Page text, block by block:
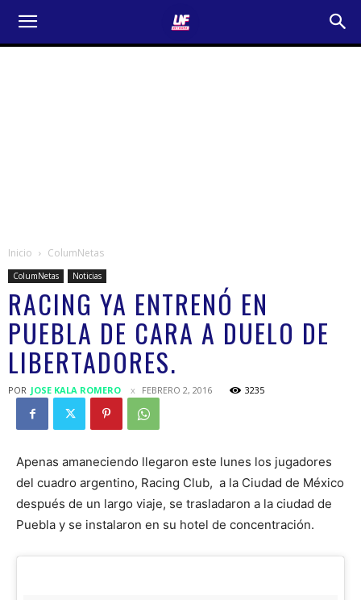
Inicio ColumNetas
ColumNetas Noticias
RACING YA ENTRENÓ EN
PUEBLA DE CARA A DUELO DE
LIBERTADORES.
POR JOSE KALA ROMERO FEBRERO 2, 2016 3235
Apenas amaneciendo llegaron este lunes los jugadores
del cuadro argentino, Racing Club, a la Ciudad de México
después de un largo viaje, se trasladaron a la ciudad de
Puebla y se instalaron en su hotel de concentración.